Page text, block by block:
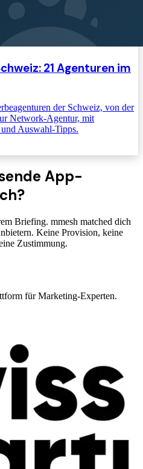
21 Agenturen im
der Schweiz, von der
Network-Agentur, mit
Auswahl-Tipps.
App-
?
Briefing. mmesh matched dich
Keine Provision, keine
Zustimmung.
für Marketing-Experten.